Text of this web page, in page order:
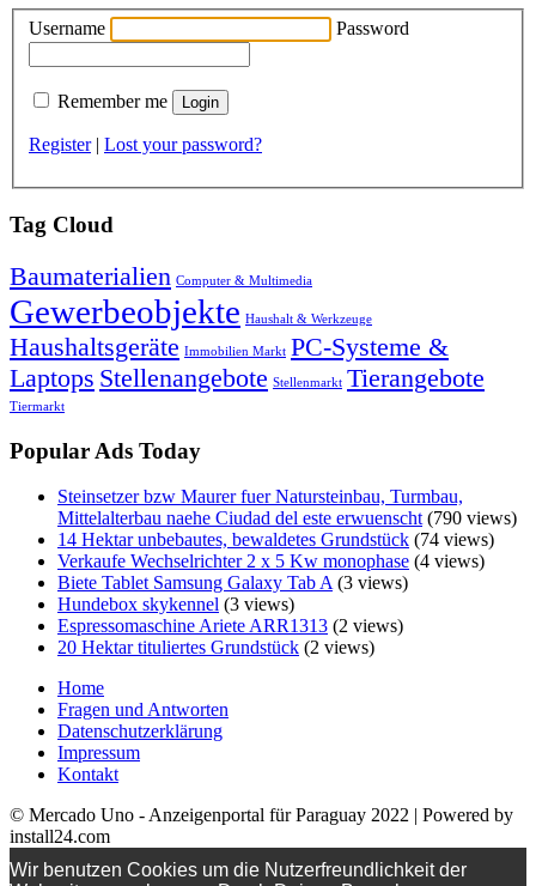
Username Password
Remember me
Register| Lost your password?
Tag Cloud
Baumaterialien Computer & Multimedia
Gewerbeobjekte Haushalt & Werkzeuge
Haushaltsgeräte Immobilien Markt PC-Systeme &
Laptops Stellenangebote Stellenmarkt Tierangebote
Tiermarkt
Popular Ads Today
Steinsetzer bzw Maurer fuer Natursteinbau, Turmbau,
Mittelalterbau naehe Ciudad del este erwuenscht (790 views)
14 Hektar unbebautes, bewaldetes Grundstück (74 views)
Verkaufe Wechselrichter 2 x 5 Kw monophase (4 views)
Biete Tablet Samsung Galaxy Tab A (3 views)
Hundebox skykennel (3 views)
Espressomaschine Ariete ARR1313 (2 views)
20 Hektar tituliertes Grundstück (2 views)
Home
Fragen und Antworten
Datenschutzerklärung
Impressum
Kontakt
© Mercado Uno - Anzeigenportal für Paraguay 2022 | Powered by
install24.com
Wir benutzen Cookies um die Nutzerfreundlichkeit der